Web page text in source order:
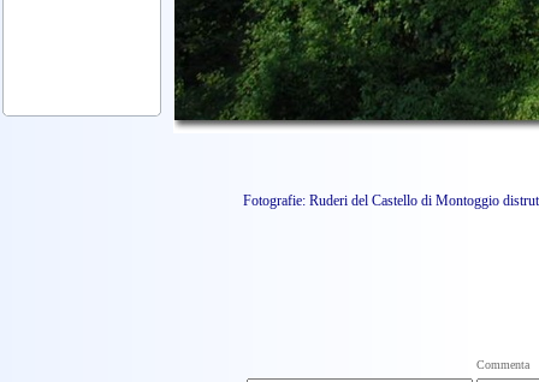
Fotografie: Ruderi del Castello di Montoggio
Commenta